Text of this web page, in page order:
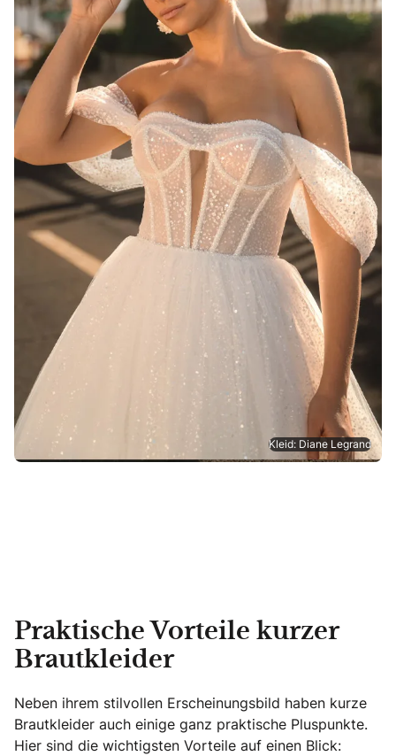
Kleid: Diane Legrand
Praktische Vorteile kurzer
Brautkleider
Neben ihrem stilvollen Erscheinungsbild haben kurze
Brautkleider auch einige ganz praktische Pluspunkte.
Hier sind die wichtigsten Vorteile auf einen Blick: